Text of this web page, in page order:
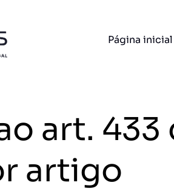
Página
art.
artigo